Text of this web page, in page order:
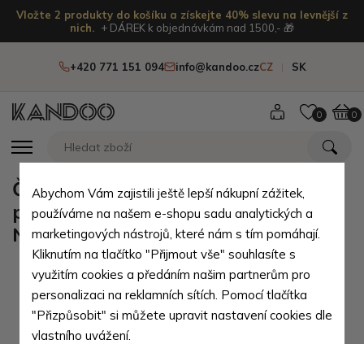
Vložte 2 produkty do košíku a získejte 40% slevu na levnější z
nich.
+ DÁREK k objednávkám nad 1500,- 🎁
+420 771 151 094 info@kandoo.czCZ SK
0 0
Červená dámská kožená
peněženka s croco motivem
Nermina
Abychom Vám zajistili ještě lepší nákupní zážitek,
používáme na našem e-shopu sadu analytických a
marketingových nástrojů, které nám s tím pomáhají.
Kliknutím na tlačítko "Přijmout vše" souhlasíte s
využitím cookies a předáním našim partnerům pro
personalizaci na reklamních sítích. Pomocí tlačítka
"Přizpůsobit" si můžete upravit nastavení cookies dle
vlastního uvážení.